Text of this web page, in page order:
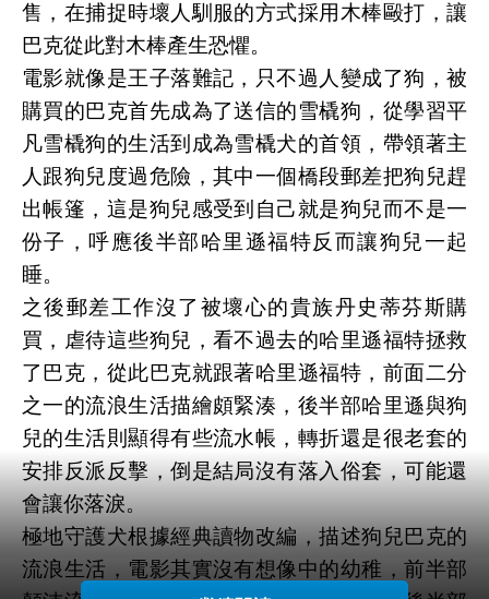
售，在捕捉時壞人馴服的方式採用木棒毆打，讓
巴克從此對木棒產生恐懼。
電影就像是王子落難記，只不過人變成了狗，被
購買的巴克首先成為了送信的雪橇狗，從學習平
凡雪橇狗的生活到成為雪橇犬的首領，帶領著主
人跟狗兒度過危險，其中一個橋段郵差把狗兒趕
出帳篷，這是狗兒感受到自己就是狗兒而不是一
份子，呼應後半部哈里遜福特反而讓狗兒一起
睡。
之後郵差工作沒了被壞心的貴族丹史蒂芬斯購
買，虐待這些狗兒，看不過去的哈里遜福特拯救
了巴克，從此巴克就跟著哈里遜福特，前面二分
之一的流浪生活描繪頗緊湊，後半部哈里遜與狗
兒的生活則顯得有些流水帳，轉折還是很老套的
安排反派反擊，倒是結局沒有落入俗套，可能還
會讓你落淚。
極地守護犬根據經典讀物改編，描述狗兒巴克的
流浪生活，電影其實沒有想像中的幼稚，前半部